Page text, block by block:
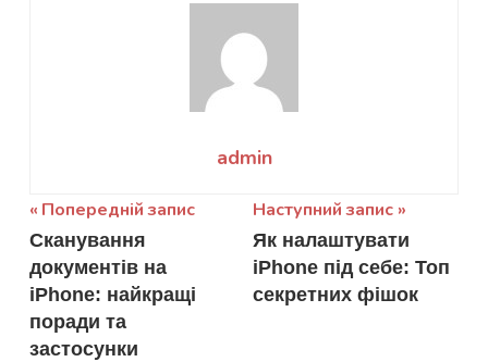
admin
Навігація
записів
Попередній запис
Сканування
документів на
iPhone: найкращі
поради та
застосунки
Наступний запис
Як налаштувати
iPhone під себе: Топ
секретних фішок